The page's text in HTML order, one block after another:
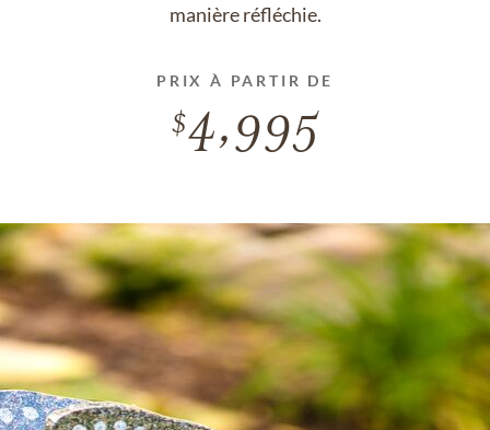
manière réfléchie.
PRIX À PARTIR DE
4,995